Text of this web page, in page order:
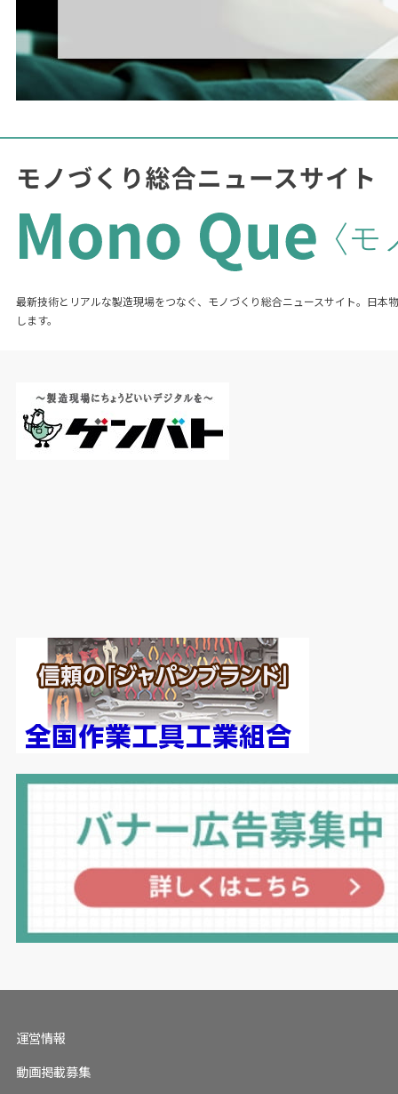
最新技術とリアルな製造現場をつなぐ、モノづくり総合ニュースサイト。日本
します。
運営情報
動画掲載募集